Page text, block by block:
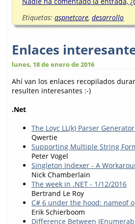
Etiquetas: aspnetcore, desarrollo
Enlaces
lunes, 18 de enero de 2016
Ahí van los enlaces recopilados
resulten interesantes :-)
.Net
The Loyc LL(k) Parser
Qwertie
Supporting Multiple String
Peter Vogel
Singleton Indexer - A
Nick Chamberlain
The week in .NET - 1/12/2016
Bertrand Le Roy
C# 6 under the hood: nameof
Erik Schierboom
Difference Between